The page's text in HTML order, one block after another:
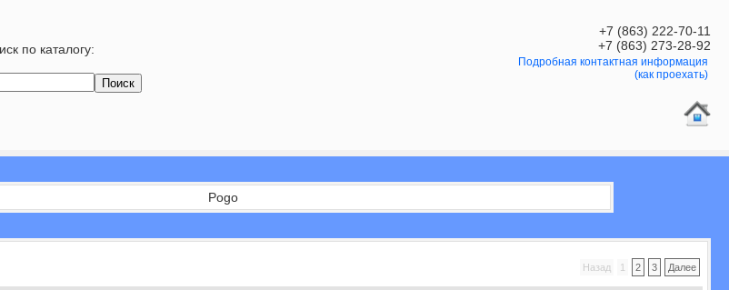
по каталогу:
+7 (863) 222-70-11
+7 (863) 273-28-92
Подробная контактная информация
(как проехать)
Pogo
Назад 1 2 3 Далее